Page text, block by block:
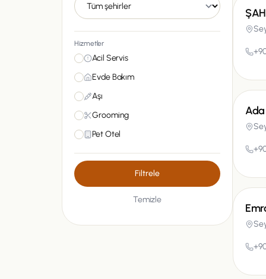
Hizmetler
Acil Servis
Evde Bakım
Aşı
Grooming
Pet Otel
Filtrele
Temizle